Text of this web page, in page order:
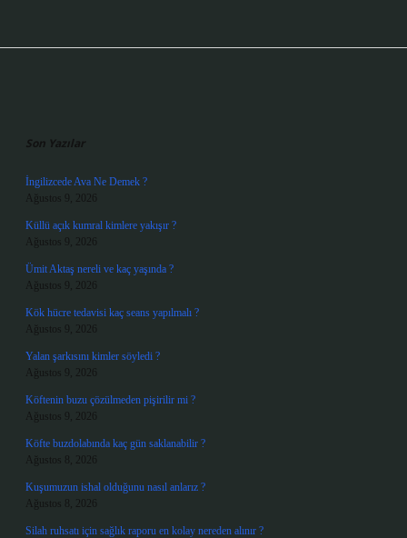
Son Yazılar
İngilizcede Ava Ne Demek ?
Ağustos 9, 2026
Küllü açık kumral kimlere yakışır ?
Ağustos 9, 2026
Ümit Aktaş nereli ve kaç yaşında ?
Ağustos 9, 2026
Kök hücre tedavisi kaç seans yapılmalı ?
Ağustos 9, 2026
Yalan şarkısını kimler söyledi ?
Ağustos 9, 2026
Köftenin buzu çözülmeden pişirilir mi ?
Ağustos 9, 2026
Köfte buzdolabında kaç gün saklanabilir ?
Ağustos 8, 2026
Kuşumuzun ishal olduğunu nasıl anlarız ?
Ağustos 8, 2026
Silah ruhsatı için sağlık raporu en kolay nereden alınır ?